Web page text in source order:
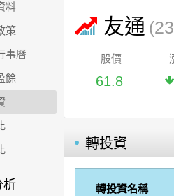
料
策
事曆
餘
析
友通
股價
61.8
轉投資
轉投資名稱